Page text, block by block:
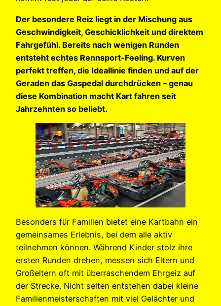
Der besondere Reiz liegt in der Mischung aus
Geschwindigkeit, Geschicklichkeit und direktem
Fahrgefühl. Bereits nach wenigen Runden
entsteht echtes Rennsport-Feeling. Kurven
perfekt treffen, die Ideallinie finden und auf der
Geraden das Gaspedal durchdrücken – genau
diese Kombination macht Kart fahren seit
Jahrzehnten so beliebt.
Besonders für Familien bietet eine Kartbahn ein
gemeinsames Erlebnis, bei dem alle aktiv
teilnehmen können. Während Kinder stolz ihre
ersten Runden drehen, messen sich Eltern und
Großeltern oft mit überraschendem Ehrgeiz auf
der Strecke. Nicht selten entstehen dabei kleine
Familienmeisterschaften mit viel Gelächter und